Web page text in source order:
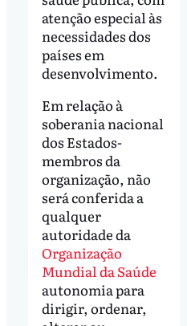
atenção especial às
necessidades dos
países em
desenvolvimento.
Em relação à
soberania nacional
dos Estados-
membros da
organização, não
será conferida a
qualquer
autoridade da
Organização
Mundial da Saúde
autonomia para
dirigir, ordenar,